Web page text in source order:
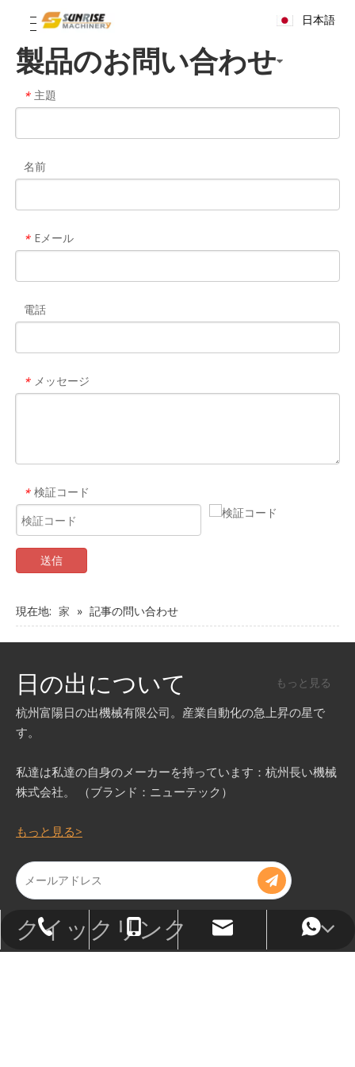
日本語
製品のお問い合わせ
* 主題
名前
* Eメール
電話
* メッセージ
* 検証コード
送信
現在地: 家 » 記事の問い合わせ
日の出について もっと見る
杭州富陽日の出機械有限公司。産業自動化の急上昇の星で
す。
私達は私達の自身のメーカーを持っています：杭州長い機械
株式会社。 （ブランド：ニューテック）
もっと見る>
クイックリンク
+ 86-571-23206308
+ 86-13758116419
sales@hzsmachinery.com
+ 86-13758116419